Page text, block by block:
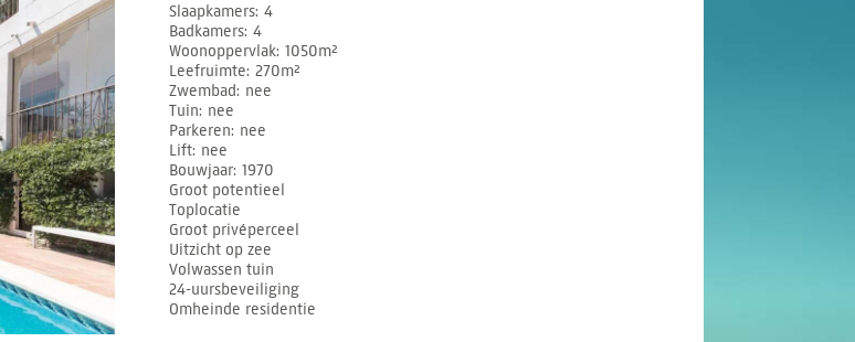
Slaapkamers 4
Badkamers 4
Woonoppervlak 1050m²
Leefruimte 270m²
Zwembad
nee
Tuin nee
Parkeren nee
Lift nee
Bouwjaar 1970
Groot potentieel
Toplocatie
Groot privéperceel
Uitzicht op zee
Volwassen tuin
24-uursbeveiliging
Omheinde residentie